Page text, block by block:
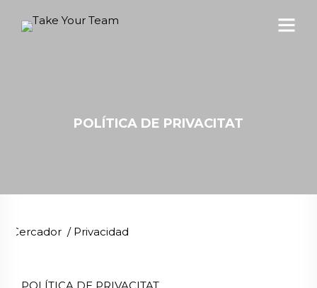
POLÍTICA DE PRIVACITAT
Cercador / Privacidad
POLÍTICA DE PRIVACITAT